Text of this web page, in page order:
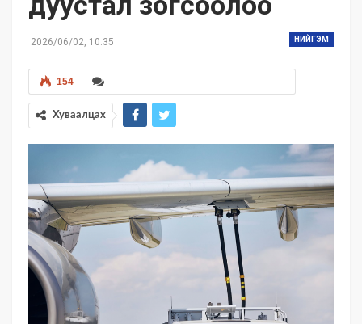
НИЙГЭМ
2026/06/02, 10:35
154
Хуваалцах